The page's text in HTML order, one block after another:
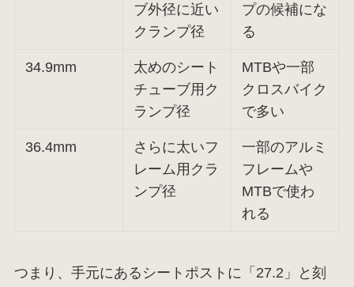
ブ外径に近い
クランプ径
プの候補にな
る
34.9mm
太めのシート
チューブ用ク
ランプ径
MTBや一部
クロスバイク
で多い
36.4mm
さらに太いフ
レーム用クラ
ンプ径
一部のアルミ
フレームや
MTBで使わ
れる
つまり、手元にあるシートポストに「27.2」と刻